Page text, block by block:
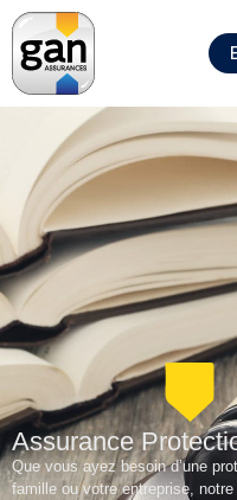
Panneau de gestion des
Assurance
Que vous ayez besoin d’une
famille ou votre entreprise,